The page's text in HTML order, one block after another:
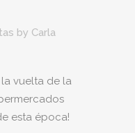
by Carla
la vuelta de la
esta época!